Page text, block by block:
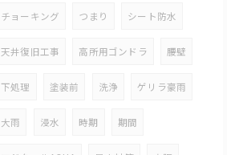
チョーキング つまり シート防水
天井復旧工事 高所用ゴンドラ 腰壁
下処理 塗装前 洗浄 ゲリラ豪雨
大雨 浸水 時期 期間